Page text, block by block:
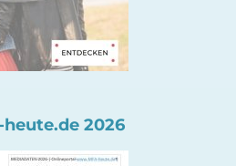
2026